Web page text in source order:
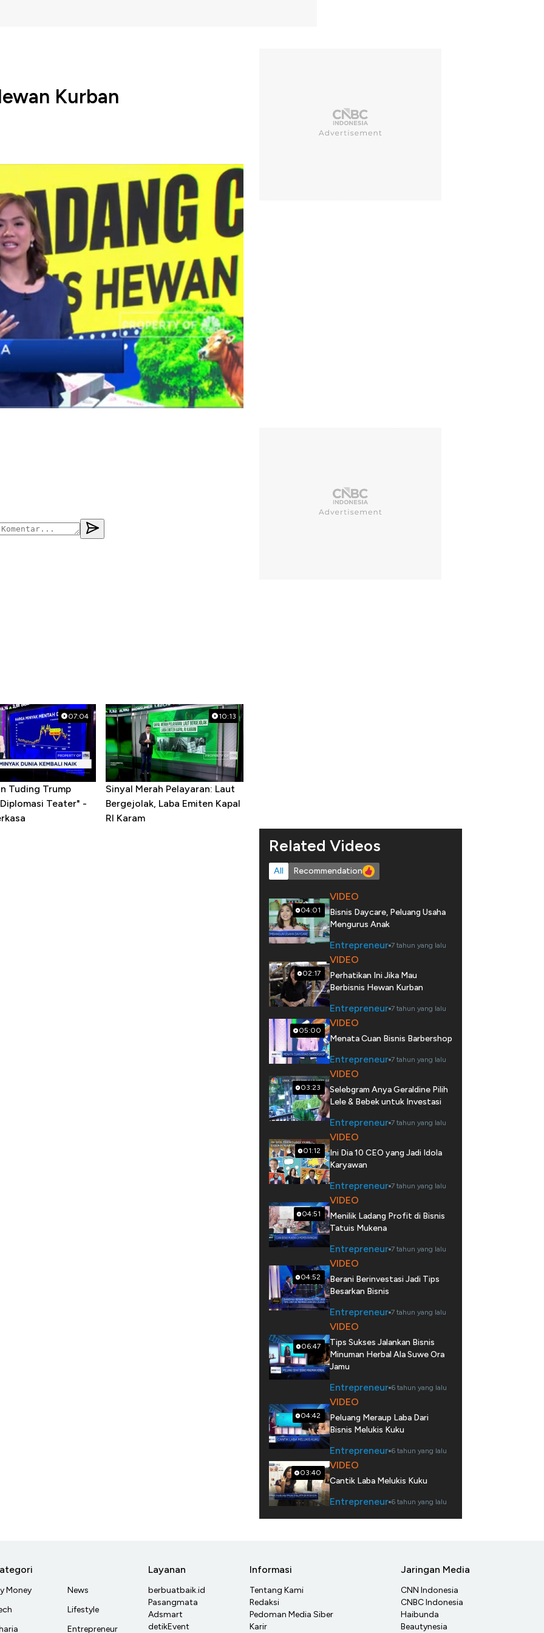
Kurban
lagi kita akan merayakan Hari Raya Idul Adha
bagi-bagi berkah tidak hanya bagi umat Muslim
kurban. Barangkali Anda juga tertarik untuk memulai
dipertimbangkan?
CNBC Indonesia (Kamis, 01/08/2019) berikut ini.
kurban
07:04
Tuding Trump
Teater" -
10:13
Sinyal Merah Pelayaran: Laut
Bergejolak, Laba Emiten Kapal
RI Karam
Related Videos
All Recommendation
04:01
VIDEO
Bisnis Daycare, Peluang Usaha
Mengurus Anak
Entrepreneur 7 tahun yang lalu
02:17
VIDEO
Perhatikan Ini Jika Mau
Berbisnis Hewan Kurban
Entrepreneur 7 tahun yang lalu
05:00
VIDEO
Menata Cuan Bisnis Barbershop
Entrepreneur 7 tahun yang lalu
03:23
VIDEO
Selebgram Anya Geraldine Pilih
Lele & Bebek untuk Investasi
Entrepreneur 7 tahun yang lalu
01:12
VIDEO
Ini Dia 10 CEO yang Jadi Idola
Karyawan
Entrepreneur 7 tahun yang lalu
04:51
VIDEO
Menilik Ladang Profit di Bisnis
Tatuis Mukena
Entrepreneur 7 tahun yang lalu
04:52
VIDEO
Berani Berinvestasi Jadi Tips
Besarkan Bisnis
Entrepreneur 7 tahun yang lalu
06:47
VIDEO
Tips Sukses Jalankan Bisnis
Minuman Herbal Ala Suwe Ora
Jamu
Entrepreneur 6 tahun yang lalu
04:42
VIDEO
Peluang Meraup Laba Dari
Bisnis Melukis Kuku
Entrepreneur 6 tahun yang lalu
03:40
VIDEO
Cantik Laba Melukis Kuku
Entrepreneur 6 tahun yang lalu
Money
News
Lifestyle
Entrepreneur
Layanan
berbuatbaik.id
Pasangmata
Adsmart
detikEvent
Informasi
Tentang Kami
Redaksi
Pedoman Media Siber
Karir
Jaringan Media
CNN Indonesia
CNBC Indonesia
Haibunda
Beautynesia